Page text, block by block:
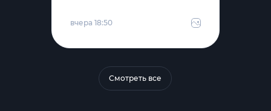
вчера 18:50
Смотреть все